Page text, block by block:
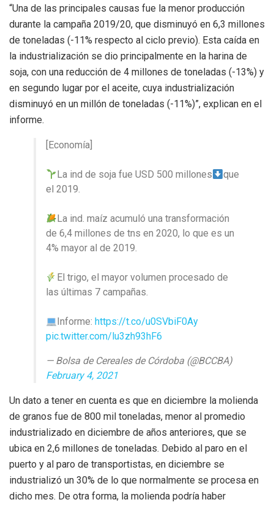
“Una de las principales causas fue la menor producción
durante la campaña 2019/20, que disminuyó en 6,3 millones
de toneladas (-11% respecto al ciclo previo). Esta caída en
la industrialización se dio principalmente en la harina de
soja, con una reducción de 4 millones de toneladas (-13%) y
en segundo lugar por el aceite, cuya industrialización
disminuyó en un millón de toneladas (-11%)”, explican en el
informe.
[Economía]
La ind de soja fue USD 500 millones
que
el 2019.
La ind. maíz acumuló una transformación
de 6,4 millones de tns en 2020, lo que es un
4% mayor al de 2019.
El trigo, el mayor volumen procesado de
las últimas 7 campañas.
Informe:https://t.co/u0SVbiF0Ay
pic.twitter.com/lu3zh93hF6
— Bolsa de Cereales de Córdoba (@BCCBA)
February 4, 2021
Un dato a tener en cuenta es que en diciembre la molienda
de granos fue de 800 mil toneladas, menor al promedio
industrializado en diciembre de años anteriores, que se
ubica en 2,6 millones de toneladas. Debido al paro en el
puerto y al paro de transportistas, en diciembre se
industrializó un 30% de lo que normalmente se procesa en
dicho mes. De otra forma, la molienda podría haber